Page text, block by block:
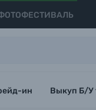
ин Выкуп Б/У